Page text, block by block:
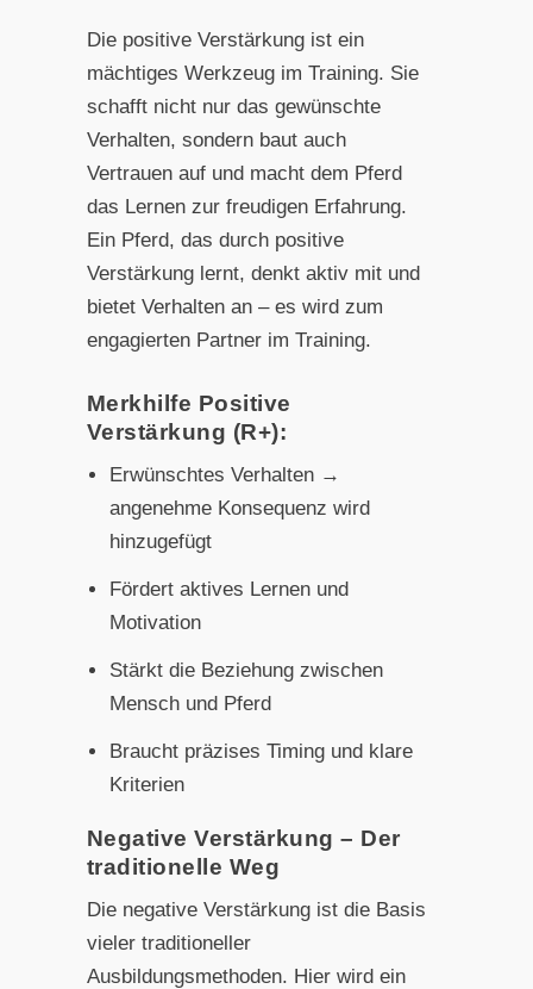
Die positive Verstärkung ist ein
mächtiges Werkzeug im Training. Sie
schafft nicht nur das gewünschte
Verhalten, sondern baut auch
Vertrauen auf und macht dem Pferd
das Lernen zur freudigen Erfahrung.
Ein Pferd, das durch positive
Verstärkung lernt, denkt aktiv mit und
bietet Verhalten an – es wird zum
engagierten Partner im Training.
Merkhilfe Positive
Verstärkung (R+):
Erwünschtes Verhalten →
angenehme Konsequenz wird
hinzugefügt
Fördert aktives Lernen und
Motivation
Stärkt die Beziehung zwischen
Mensch und Pferd
Braucht präzises Timing und klare
Kriterien
Negative Verstärkung – Der
traditionelle Weg
Die negative Verstärkung ist die Basis
vieler traditioneller
Ausbildungsmethoden. Hier wird ein